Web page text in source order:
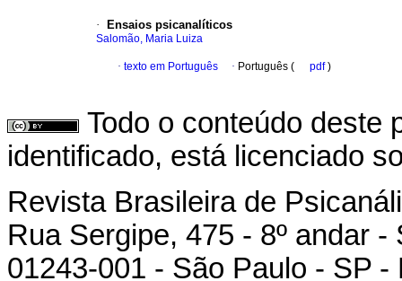
· Ensaios psicanalíticos
Salomão, Maria Luiza
· texto em Português · Português ( pdf)
Todo o conteúdo deste
identificado, está licenciado
Revista Brasileira de
Rua Sergipe, 475 - 8º andar -
01243-001 - São Paulo - SP -